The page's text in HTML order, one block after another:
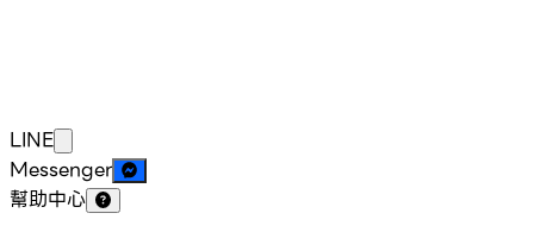
LINE
Messenger
幫助中心